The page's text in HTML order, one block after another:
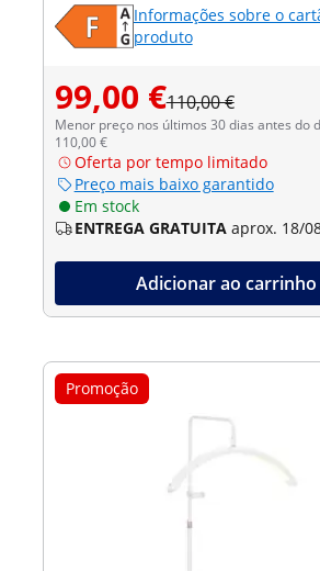
Informações sobre o
produto
99,00 €110,00 €
Menor preço nos últimos 30 dias antes do
110,00 €
Oferta por tempo limitado
Preço mais baixo garantido
Em stock
ENTREGA GRATUITA aprox. 18/
Adicionar ao carrinho
Promoção